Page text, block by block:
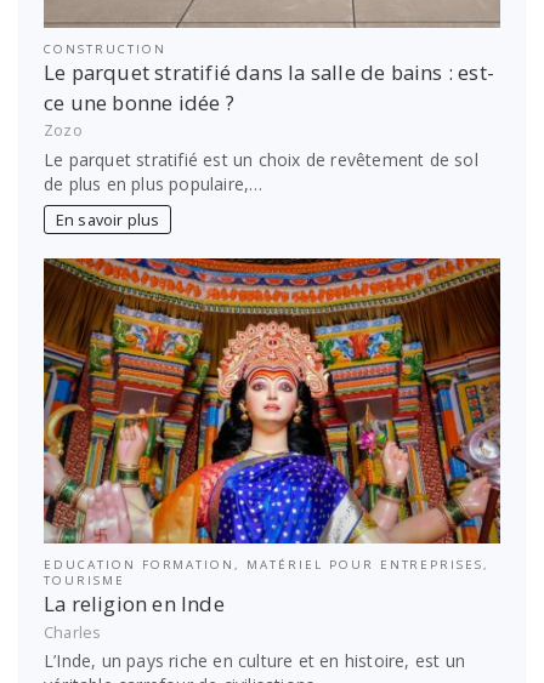
CONSTRUCTION
Le parquet stratifié dans la salle de bains : est-
ce une bonne idée ?
Zozo
Le parquet stratifié est un choix de revêtement de sol
de plus en plus populaire,…
En savoir plus
EDUCATION FORMATION, MATÉRIEL POUR ENTREPRISES,
TOURISME
La religion en Inde
Charles
L’Inde, un pays riche en culture et en histoire, est un